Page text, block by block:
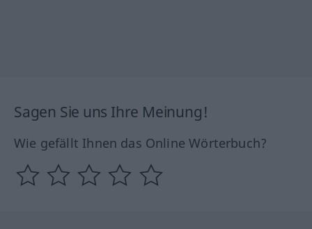
Sagen Sie uns Ihre Meinung!
Wie gefällt Ihnen das Online Wörterbuch?